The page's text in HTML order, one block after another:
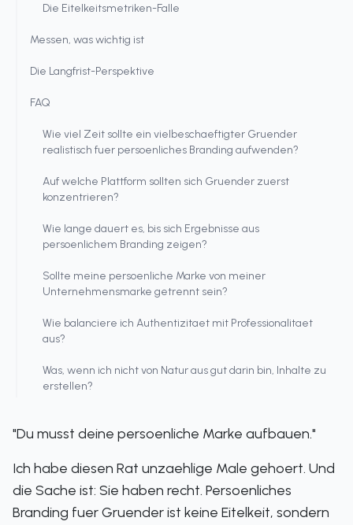
Die Eitelkeitsmetriken-Falle
Messen, was wichtig ist
Die Langfrist-Perspektive
FAQ
Wie viel Zeit sollte ein vielbeschaeftigter Gruender
realistisch fuer persoenliches Branding aufwenden?
Auf welche Plattform sollten sich Gruender zuerst
konzentrieren?
Wie lange dauert es, bis sich Ergebnisse aus
persoenlichem Branding zeigen?
Sollte meine persoenliche Marke von meiner
Unternehmensmarke getrennt sein?
Wie balanciere ich Authentizitaet mit Professionalitaet
aus?
Was, wenn ich nicht von Natur aus gut darin bin, Inhalte zu
erstellen?
"Du musst deine persoenliche Marke aufbauen."
Ich habe diesen Rat unzaehlige Male gehoert. Und
die Sache ist: Sie haben recht. Persoenliches
Branding fuer Gruender ist keine Eitelkeit, sondern